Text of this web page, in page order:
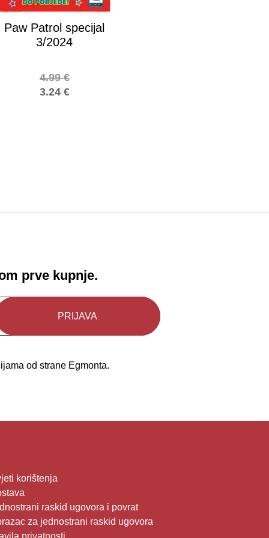
Paw Patrol specijal
3/2024
3.24 €
4.99€
prve kupnje.
od strane Egmonta.
korištenja
raskid ugovora i povrat
za jednostrani raskid ugovora